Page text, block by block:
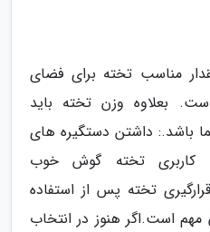
مناسب تخته برای فضای
بعلاوه وزن تخته باید
باشد.: داشتن دستگیره های
کاربری تخته گوش خوب
تخته پس از استفاده
است.اگر هنوز در انتخاب